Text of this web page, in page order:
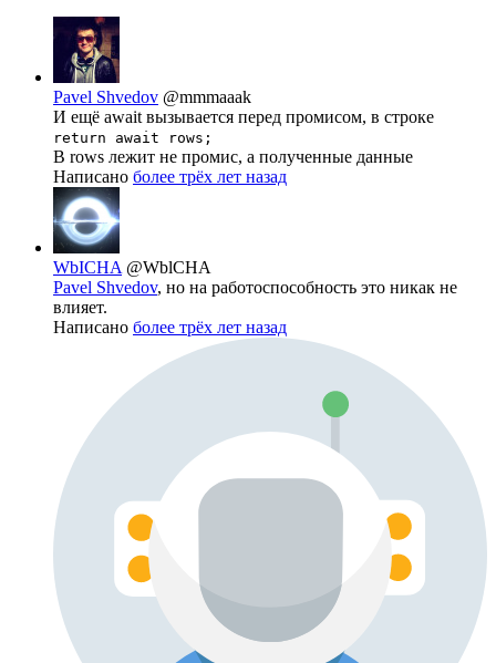
Pavel Shvedov @mmmaaak
И ещё await вызывается перед промисом, в строке
return await rows;
В rows лежит не промис, а полученные данные
Написано более трёх лет назад
WbICHA @WblCHA
Pavel Shvedov, но на работоспособность это никак не
влияет.
Написано более трёх лет назад